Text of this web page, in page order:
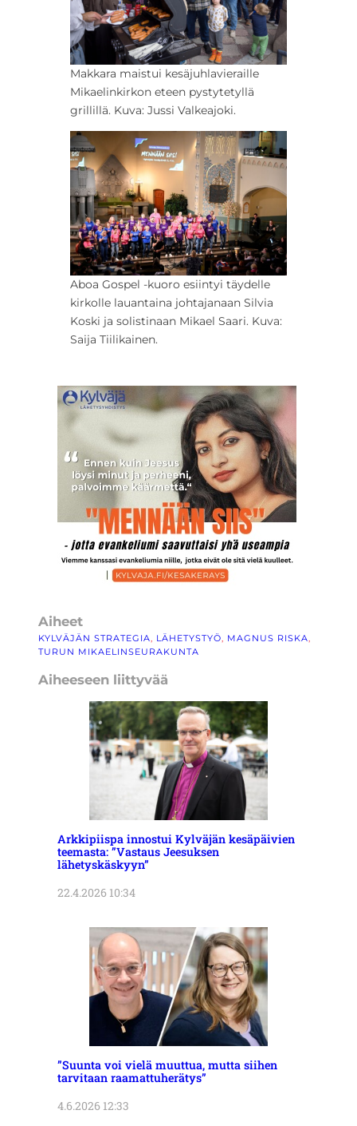
Makkara maistui kesäjuhlavieraille
Mikaelinkirkon eteen pystytetyllä
grillillä. Kuva: Jussi Valkeajoki.
Aboa Gospel -kuoro esiintyi täydelle
kirkolle lauantaina johtajanaan Silvia
Koski ja solistinaan Mikael Saari. Kuva:
Saija Tiilikainen.
Aiheet
KYLVÄJÄN STRATEGIA, LÄHETYSTYÖ, MAGNUS RISKA
TURUN MIKAELINSEURAKUNTA
Aiheeseen liittyvää
Arkkipiispa innostui Kylväjän kesäpäivien
teemasta: ”Vastaus Jeesuksen
lähetyskäskyyn”
22.4.2026 10:34
”Suunta voi vielä muuttua, mutta siihen
tarvitaan raamattuherätys”
4.6.2026 12:33